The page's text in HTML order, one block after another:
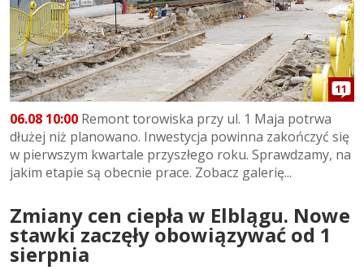
11
06.08 10:00 Remont torowiska przy ul. 1 Maja potrwa
dłużej niż planowano. Inwestycja powinna zakończyć się
w pierwszym kwartale przyszłego roku. Sprawdzamy, na
jakim etapie są obecnie prace. Zobacz galerię...
Zmiany cen ciepła w Elblągu. Nowe
stawki zaczęły obowiązywać od 1
sierpnia